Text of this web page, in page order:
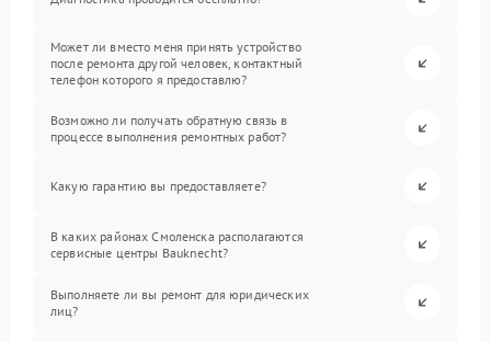
Может ли вместо меня принять устройство
после ремонта другой человек, контактный
телефон которого я предоставлю?
Возможно ли получать обратную связь в
процессе выполнения ремонтных работ?
Какую гарантию вы предоставляете?
В каких районах Смоленска располагаются
сервисные центры Bauknecht?
Выполняете ли вы ремонт для юридических
лиц?